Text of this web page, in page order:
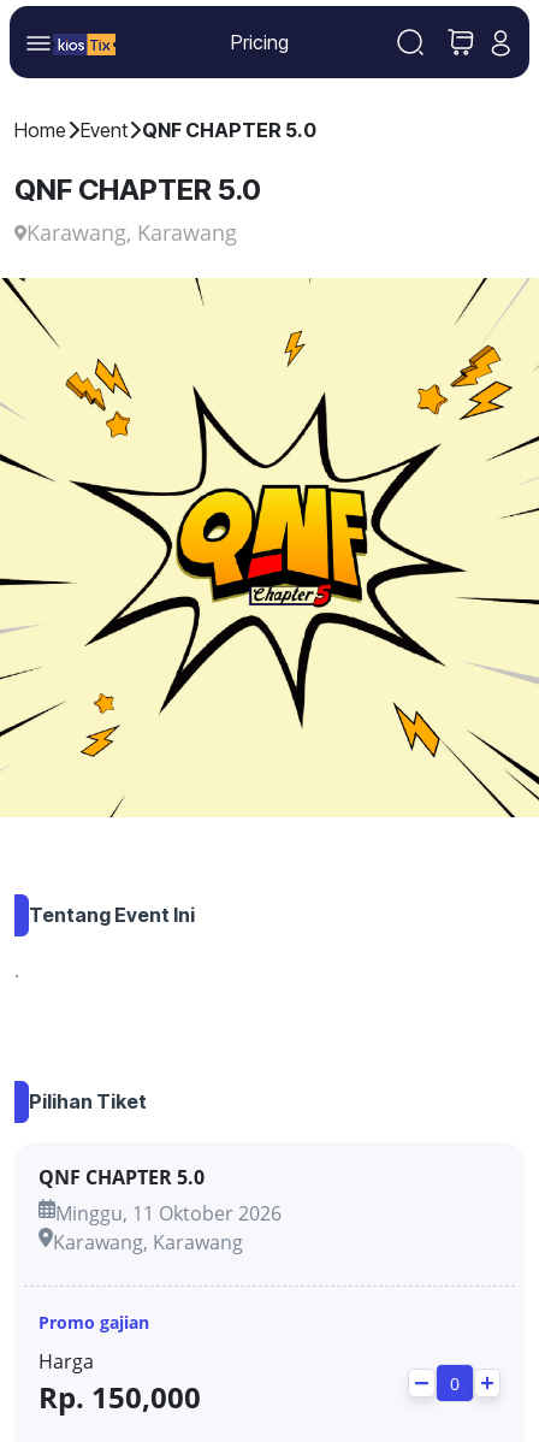
Pricing
Home Event QNF CHAPTER 5.0
QNF CHAPTER 5.0
Karawang, Karawang
Tentang Event Ini
.
Pilihan Tiket
QNF CHAPTER 5.0
Minggu, 11 Oktober 2026
Karawang, Karawang
Promo gajian
Harga
Rp. 150,000